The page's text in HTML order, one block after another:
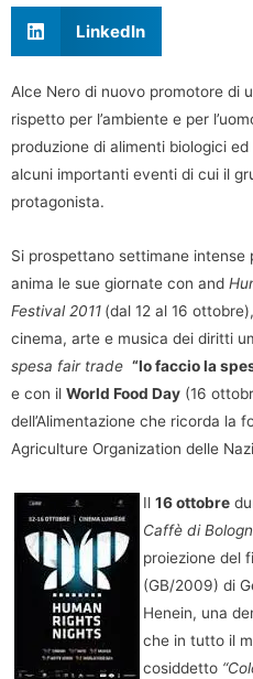
LinkedIn
Alce Nero di nuovo promotore di
rispetto per l’ambiente e per
produzione di alimenti biologici
alcuni importanti eventi di cui il
protagonista.
Si prospettano settimane intense
anima le sue giornate con and
Festival 2011 (dal 12 al 16
cinema, arte e musica dei diritti
spesa fair trade “Io faccio la
e con il World Food Day (16
dell’Alimentazione che ricorda la
Agriculture Organization delle
Il 16 ottobre
Caffè di
proiezione del
(GB/2009) di
Henein, una
che in tutto il
cosiddetto